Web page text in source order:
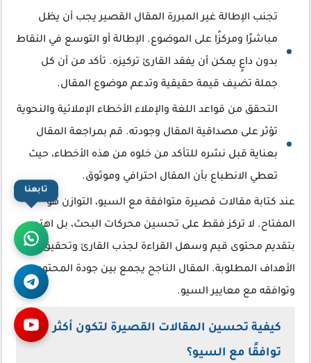
تجنب الإطالة غير المبررة المقال القصير يجب أن يظل
مباشرًا ومركزًا على الموضوع. الإطالة أو التوسع في النقاط
بدون داعٍ يمكن أن يفقد القارئ تركيزه. تأكد من أن كل
جملة تضيف قيمة حقيقية وتدعم موضوع المقال.
التحقق من قواعد اللغة والإملاء الأخطاء الإملائية والنحوية
تؤثر على مصداقية المقال وجودته. قم بمراجعة المقال
بعناية قبل نشره للتأكد من خلوه من هذه الأخطاء، حيث
تعطي الانطباع بأن المقال احترافي وموثوق.
عند كتابة مقالات قصيرة متوافقة مع السيو، التوازن هو
المفتاح. لا تركز فقط على تحسين محركات البحث، بل اهتم
بتقديم محتوى قيم وسهل القراءة لجذب القارئ وتحقيق
الأهداف المطلوبة. المقال الناجح يجمع بين جودة المحتوى
وتوافقه مع معايير السيو.
كيفية تحسين المقالات القصيرة لتكون أكثر
توافقًا مع السيو؟
تابعنا